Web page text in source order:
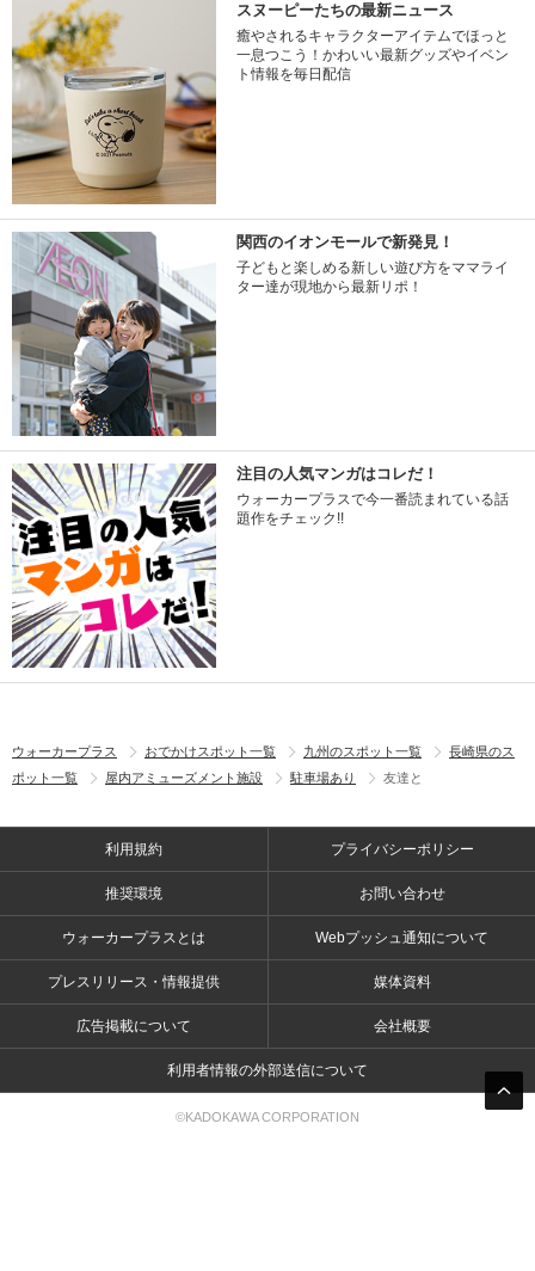
スヌーピーたちの最新ニュース
癒やされるキャラクターアイテムでほっと
一息つこう！かわいい最新グッズやイベン
ト情報を毎日配信
関西のイオンモールで新発見！
子どもと楽しめる新しい遊び方をママライ
ター達が現地から最新リポ！
注目の人気マンガはコレだ！
ウォーカープラスで今一番読まれている話
題作をチェック!!
ウォーカープラス おでかけスポット一覧 九州のスポット一覧
長崎県のス
ポット一覧
屋内アミューズメント施設 駐車場あり 友達と
利用規約 プライバシーポリシー
推奨環境 お問い合わせ
ウォーカープラスとは Webプッシュ通知について
プレスリリース・情報提供 媒体資料
広告掲載について 会社概要
利用者情報の外部送信について
©KADOKAWA CORPORATION